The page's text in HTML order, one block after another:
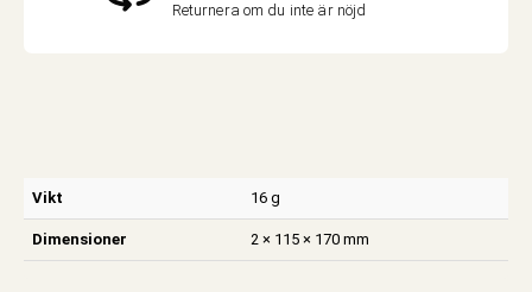
Returnera om du inte är nöjd
Vikt 16 g
Dimensioner 2 × 115 × 170 mm